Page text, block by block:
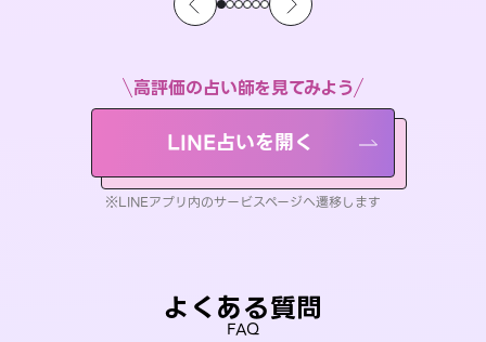
高評価の占い師を見てみよう
LINE占いを開く
※LINEアプリ内のサービスページへ遷移します
よくある質問
FAQ